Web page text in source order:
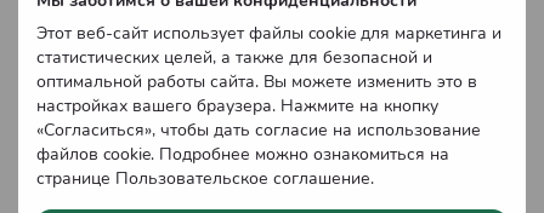
Этот веб-сайт использует файлы cookie для маркетинга и
статистических целей, а также для безопасной и
оптимальной работы сайта. Вы можете изменить это в
настройках вашего браузера. Нажмите на кнопку
«Согласиться», чтобы дать согласие на использование
файлов cookie. Подробнее можно ознакомиться на
странице Пользовательское соглашение.